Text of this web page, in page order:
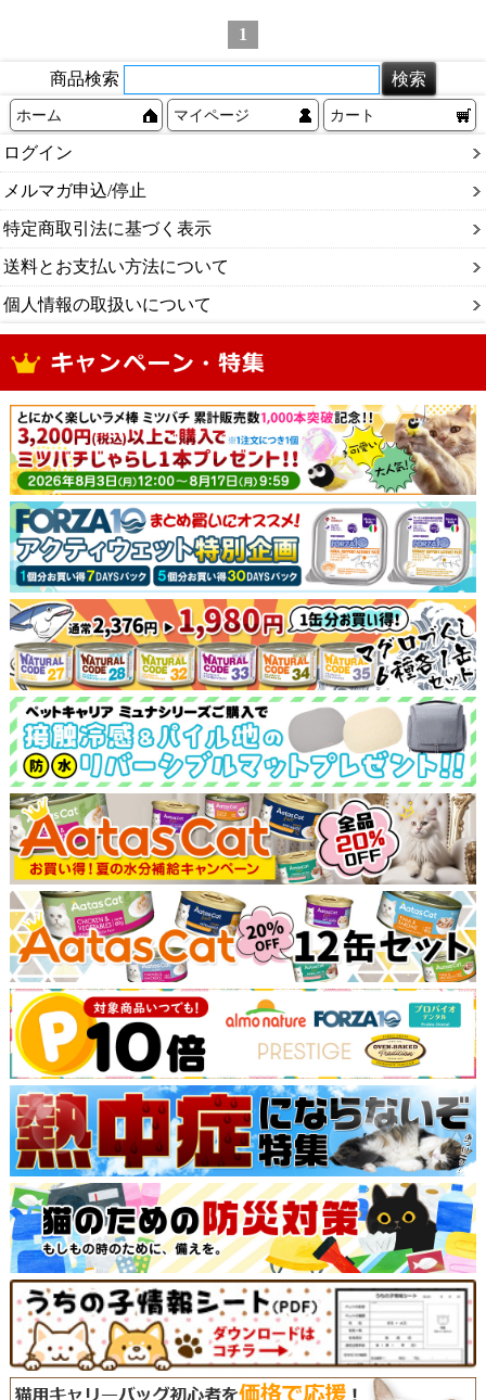
1
商品検索
ホーム マイページ カート
ログイン
メルマガ申込/停止
特定商取引法に基づく表示
送料とお支払い方法について
個人情報の取扱いについて